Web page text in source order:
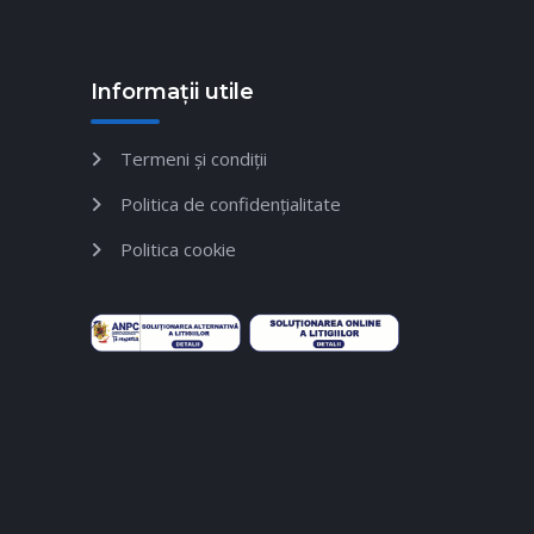
Informații utile
Termeni și condiții
Politica de confidențialitate
Politica cookie